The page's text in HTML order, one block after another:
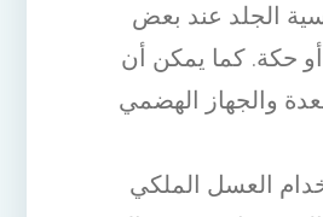
الجلد عند بعض
حكة. كما يمكن أن
والجهاز الهضمي
العسل الملكي